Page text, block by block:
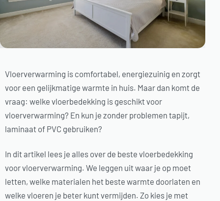
Vloerverwarming is comfortabel, energiezuinig en zorgt
voor een gelijkmatige warmte in huis. Maar dan komt de
vraag: welke vloerbedekking is geschikt voor
vloerverwarming? En kun je zonder problemen tapijt,
laminaat of PVC gebruiken?
In dit artikel lees je alles over de beste vloerbedekking
voor vloerverwarming. We leggen uit waar je op moet
letten, welke materialen het beste warmte doorlaten en
welke vloeren je beter kunt vermijden. Zo kies je met